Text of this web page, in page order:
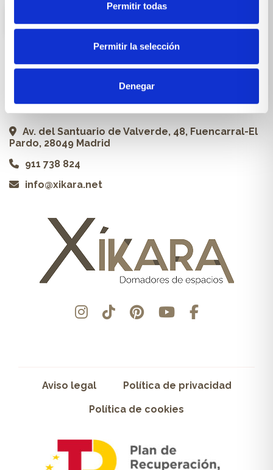
Permitir todas
Permitir la selección
Denegar
Contacto
Xikara | Tienda de muebles
Av. del Santuario de Valverde, 48, Fuencarral-El
Pardo, 28049 Madrid
911 738 824
info@xikara.net
Aviso legal Política de privacidad
Política de cookies